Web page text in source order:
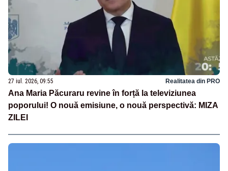
27 iul. 2026, 09:55 Realitatea din PRO
Ana Maria Păcuraru revine în forță la televiziunea
poporului! O nouă emisiune, o nouă perspectivă: MIZA
ZILEI